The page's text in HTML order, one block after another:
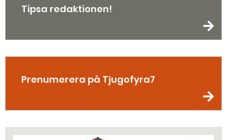
Tipsa redaktionen!
Prenumerera på Tjugofyra7